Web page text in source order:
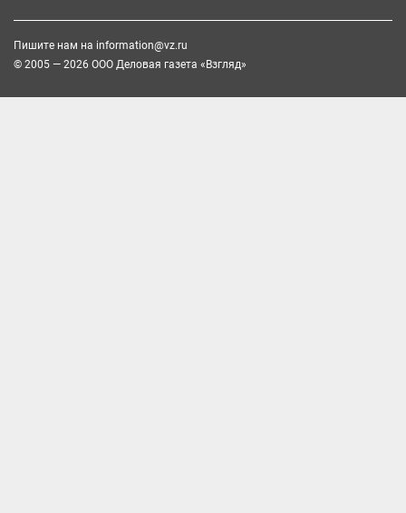
Пишите нам на information@vz.ru
© 2005 — 2026 ООО Деловая газета «Взгляд»